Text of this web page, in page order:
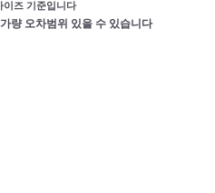
이즈 기준입니다
량 오차범위 있을 수 있습니다